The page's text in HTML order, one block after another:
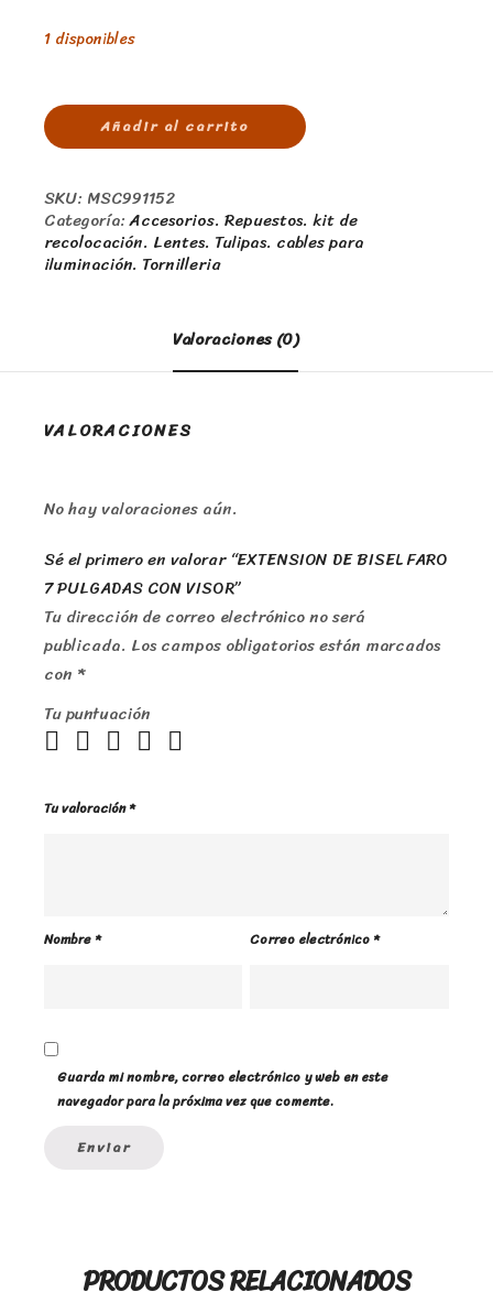
1 disponibles
Añadir al carrito
SKU: MSC991152
Categoría:Accesorios. Repuestos. kit de
recolocación. Lentes. Tulipas. cables para
iluminación. Tornilleria
Valoraciones (0)
VALORACIONES
No hay valoraciones aún.
Sé el primero en valorar “EXTENSION DE BISEL FARO
7 PULGADAS CON VISOR”
Tu dirección de correo electrónico no será
publicada. Los campos obligatorios están marcados
con *
Tu puntuación
Tu valoración*
Nombre* Correo electrónico*
Guarda mi nombre, correo electrónico y web en este
navegador para la próxima vez que comente.
PRODUCTOS RELACIONADOS